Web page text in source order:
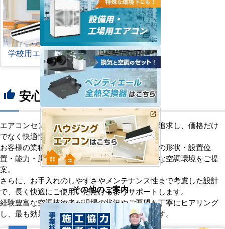
学校用エアコン
thumb_up 安心の8つのポイント
エアコンセンターACは、「格安＋α」の価値を追求し、価格だけ
でなく快適性と機能性にもこだわっています。
お客様の業種や施設の形態に合わせて、室内機の形状・設置位
置・能力・風向きなどを総合的に検討し、最適な空調環境をご提
案。
さらに、お手入れのしやすさやメンテナンス性まで考慮した設計
で、長く快適にご使用いただけるようサポートします。
経験豊富な空調技術者が現場の状況やご要望を丁寧にヒアリング
し、最も効果的で効率的なプランをお届けします。
その他のご案内